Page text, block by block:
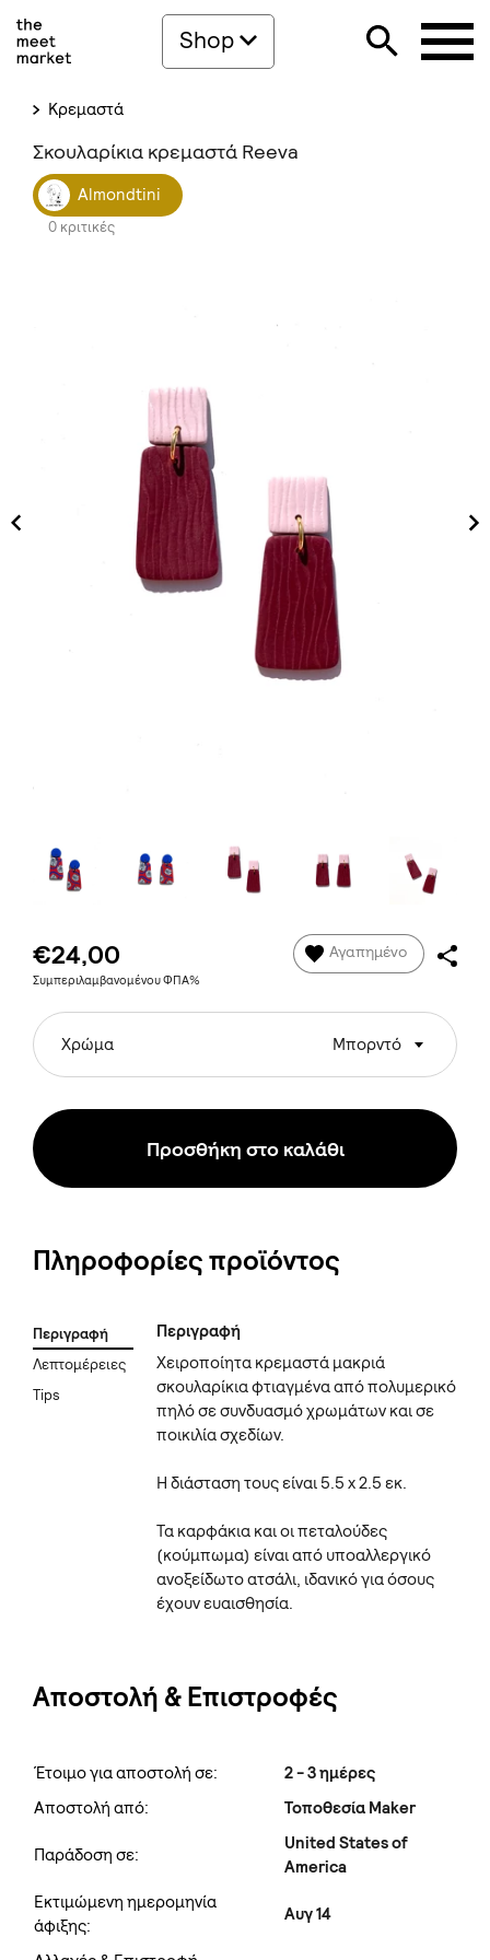
Shop
Κρεμαστά
Σκουλαρίκια κρεμαστά Reeva
Almondtini
0 κριτικές
€24,00
Συμπεριλαμβανομένου ΦΠΑ%
Αγαπημένο
Χρώμα Μπορντό
Προσθήκη στο καλάθι
Πληροφορίες προϊόντος
Περιγραφή
Λεπτομέρειες
Tips
Περιγραφή
Χειροποίητα κρεμαστά μακριά
σκουλαρίκια φτιαγμένα από πολυμερικό
πηλό σε συνδυασμό χρωμάτων και σε
ποικιλία σχεδίων.
Η διάσταση τους είναι 5.5 x 2.5 εκ.
Τα καρφάκια και οι πεταλούδες
(κούμπωμα) είναι από υποαλλεργικό
ανοξείδωτο ατσάλι, ιδανικό για όσους
έχουν ευαισθησία.
Αποστολή & Επιστροφές
Έτοιμο για αποστολή σε:
2 - 3 ημέρες
Αποστολή από:
Τοποθεσία Maker
Παράδοση σε:
United States of
America
Εκτιμώμενη ημερομηνία
άφιξης:
Αυγ 14